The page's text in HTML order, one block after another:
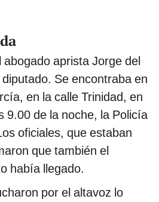
abogado aprista Jorge del
Se encontraba en
en la calle Trinidad, en
9.00 de la noche, la Policía
oficiales, que estaban
que también el
había llegado.
por el altavoz lo